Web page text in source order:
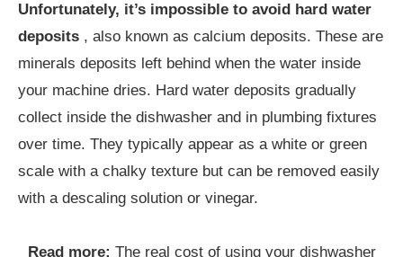
Unfortunately, it’s impossible to avoid hard water
deposits , also known as calcium deposits. These are
minerals deposits left behind when the water inside
your machine dries. Hard water deposits gradually
collect inside the dishwasher and in plumbing fixtures
over time. They typically appear as a white or green
scale with a chalky texture but can be removed easily
with a descaling solution or vinegar.
Read more: The real cost of using your dishwasher